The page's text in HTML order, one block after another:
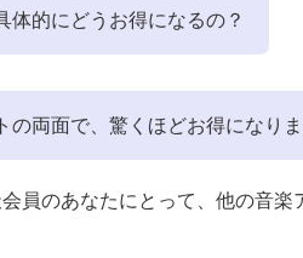
体的にどうお得になるの？
の両面で、驚くほどお得になり
員のあなたにとって、他の音楽